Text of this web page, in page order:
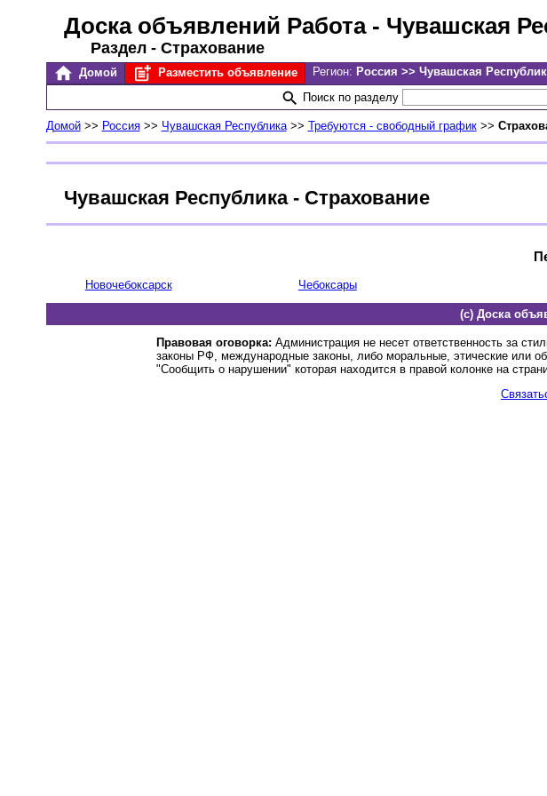
Доска объявлений Работа- Чувашская
Раздел - Страхование
Домой Разместить объявление Регион: Россия >> Чувашская
Поиск по разделу
Домой>> Россия>> Чувашская Республика>> Требуются - свободный график>>
Чувашская Республика - Страхование
Новочебоксарск Чебоксары
(c) Доска
Правовая оговорка: Администрация не несет ответственность за
законы РФ, международные законы, либо моральные, этические или
"Сообщить о нарушении" которая находится в правой колонке на